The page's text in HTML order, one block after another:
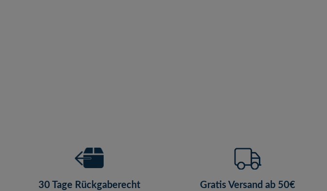
30 Tage Rückgaberecht Gratis Versand ab 50€